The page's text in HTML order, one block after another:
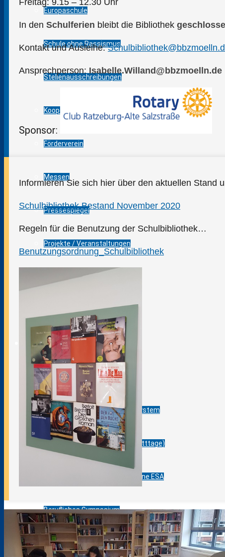
Europaschule
Schule ohne Rassismus
Stellenausschreibungen
Kooperationen
Förderverein
Messen
Pressespiegel
Projekte / Veranstaltungen
Schulbibliothek
Bildungsangebot
Anmeldebögen
Berufsausbildung im Dualen System
Berufsfelderprobung (Werkstatttage)
Berufsvorbereitung / AV-SH ohne ESA
Berufliches Gymnasium
Fachoberschule
Freitag: 9.15 – 12.30 Uhr
In den Schulferien bleibt die Bibliothek
Kontakt und Ausleihe:
Ansprechperson:Isabelle.Willand@bbzmoelln.de
Sponsor:
Informieren Sie sich hier über den aktuellen Stand
Schulbibliothek Bestand November 2020
Regeln für die Benutzung der Schulbibliothek…
Benutzungsordnung_Schulbibliothek